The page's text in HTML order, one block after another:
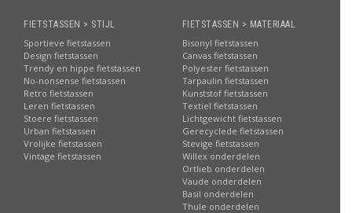
FIETSTASSEN > STIJL
Sportieve fietstassen
Design fietstassen
Trendy en hippe fietstassen
No-nonsense fietstassen
Retro fietstassen
Leren fietstassen
Stoere fietstassen
Urban fietstassen
Vrolijke fietstassen
Vintage fietstassen
FIETSTASSEN > MATERIAAL
Bisonyl fietstassen
Canvas fietstassen
Polyester fietstassen
Tarpaulin fietstassen
Kunststof fietstassen
Textiel fietstassen
Lichtgewicht fietstassen
Gerecyclede fietstassen
Stevige fietstassen
Willex onderdelen
Ortlieb onderdelen
Vaude onderdelen
Basil onderdelen
Thule onderdelen